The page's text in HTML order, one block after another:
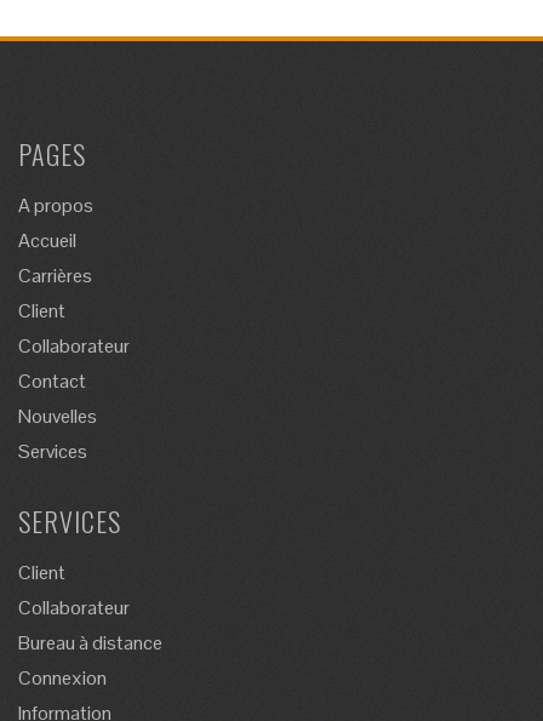
PAGES
A propos
Accueil
Carrières
Client
Collaborateur
Contact
Nouvelles
Services
SERVICES
Client
Collaborateur
Bureau à distance
Connexion
Information